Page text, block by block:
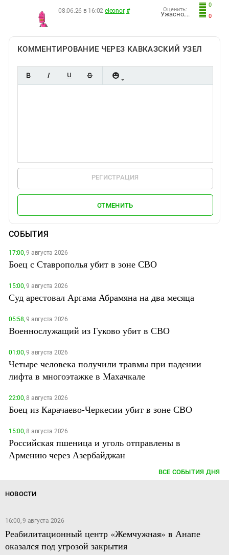
0
0
Оценить:
08.06.26 в 16:02 eleonor # Ужасно....
КОММЕНТИРОВАНИЕ ЧЕРЕЗ КАВКАЗСКИЙ УЗЕЛ
РЕГИСТРАЦИЯ
ОТМЕНИТЬ
СОБЫТИЯ
17:00,9 августа 2026
Боец с Ставрополья убит в зоне СВО
15:00,9 августа 2026
Суд арестовал Аргама Абрамяна на два месяца
05:58,9 августа 2026
Военнослужащий из Гуково убит в СВО
01:00,9 августа 2026
Четыре человека получили травмы при падении
лифта в многоэтажке в Махачкале
22:00,8 августа 2026
Боец из Карачаево-Черкесии убит в зоне СВО
15:00,8 августа 2026
Российская пшеница и уголь отправлены в
Армению через Азербайджан
ВСЕ СОБЫТИЯ ДНЯ
НОВОСТИ
16:00, 9 августа 2026
Реабилитационный центр «Жемчужная» в Анапе
оказался под угрозой закрытия